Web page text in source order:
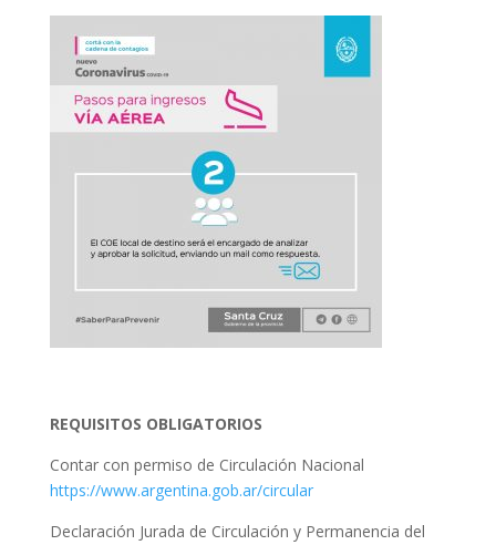
REQUISITOS OBLIGATORIOS
Contar con permiso de Circulación Nacional
https://www.argentina.gob.ar/circular
Declaración Jurada de Circulación y Permanencia del